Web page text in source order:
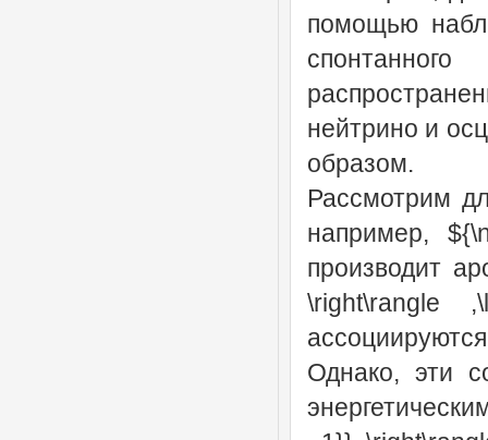
помощью
нейтрино и
образом.
Рассмотрим
например,
производит
\right\rangle
Однако, эти